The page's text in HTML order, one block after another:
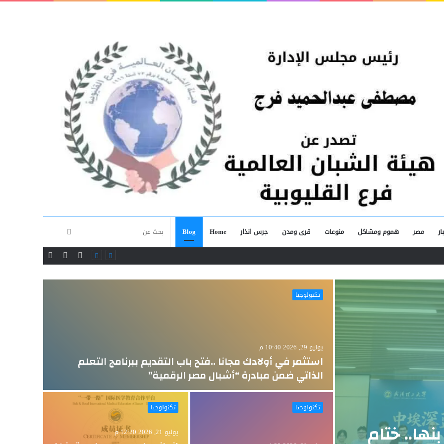
مصر هموم ومشاكل منوعات قرى ومدن جرس انذار Home
Blog
عن آخر في الخصوص تويتر
فيسبوك
ختام
تكنولوجيا
يوليو 29, 2026 10:40 م
استثمر في أولادك مجانا ..فتح باب التقديم ببرنامج التعلم
الذاتي ضمن مبادرة “أشبال مصر الرقمية”
تكنولوجيا تكنولوجيا
يوليو 21, 2026 12:20 م